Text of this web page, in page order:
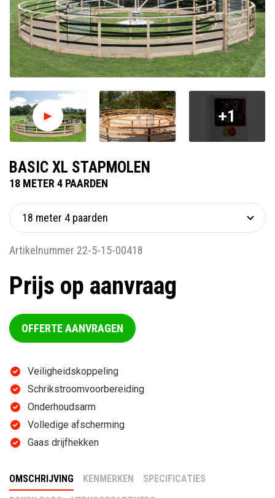
BASIC XL STAPMOLEN
18 METER 4 PAARDEN
Artikelnummer 22-5-15-00418
Prijs op aanvraag
OFFERTE AANVRAGEN
Veiligheidskoppeling
Schrikstroomvoorbereiding
Onderhoudsarm
Volledige afscherming
Gaas drijfhekken
+1
OMSCHRIJVING KENMERKEN
SPECIFICATIES